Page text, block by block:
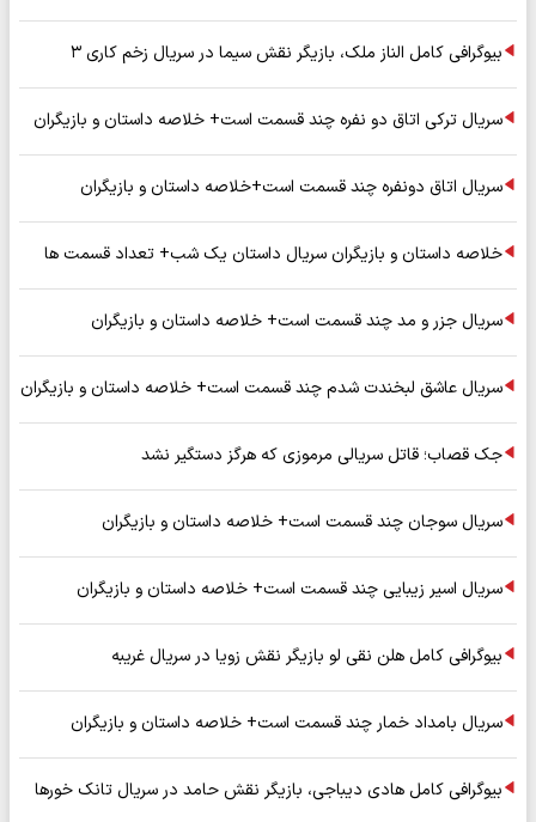
بیوگرافی کامل الناز ملک، بازیگر نقش سیما در سریال زخم کاری ۳
سریال ترکی اتاق دو نفره چند قسمت است+ خلاصه داستان و بازیگران
سریال اتاق دونفره چند قسمت است+خلاصه داستان و بازیگران
خلاصه داستان و بازیگران سریال داستان یک شب+ تعداد قسمت ها
سریال جزر و مد چند قسمت است+ خلاصه داستان و بازیگران
سریال عاشق لبخندت شدم چند قسمت است+ خلاصه داستان و بازیگران
جک قصاب؛ قاتل سریالی مرموزی که هرگز دستگیر نشد
سریال سوجان چند قسمت است+ خلاصه داستان و بازیگران
سریال اسیر زیبایی چند قسمت است+ خلاصه داستان و بازیگران
بیوگرافی کامل هلن نقی لو بازیگر نقش زویا در سریال غریبه
سریال بامداد خمار چند قسمت است+ خلاصه داستان و بازیگران
بیوگرافی کامل هادی دیباجی، بازیگر نقش حامد در سریال تانک خورها